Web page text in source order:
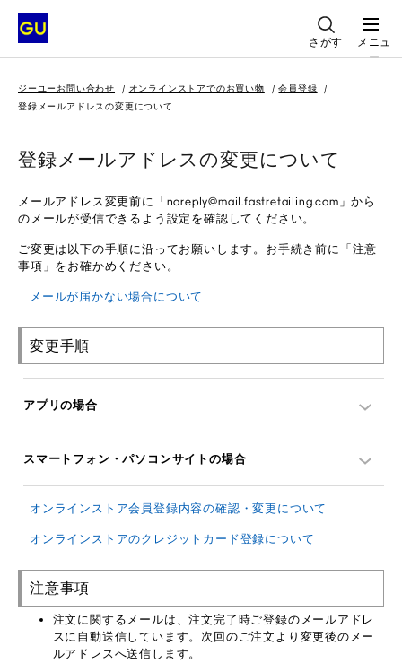
さがす
メニュ
ー
ジーユーお問い合わせ オンラインストアでのお買い物
会員登録
登録メールアドレスの変更について
登録メールアドレスの変更について
メールアドレス変更前に「noreply@mail.fastretailing.com」から
のメールが受信できるよう設定を確認してください。
ご変更は以下の手順に沿ってお願いします。お手続き前に「注意
事項」をお確かめください。
メールが届かない場合について
変更手順
アプリの場合
スマートフォン・パソコンサイトの場合
オンラインストア会員登録内容の確認・変更について
オンラインストアのクレジットカード登録について
注意事項
注文に関するメールは、注文完了時ご登録のメールアドレ
スに自動送信しています。次回のご注文より変更後のメー
ルアドレスへ送信します。